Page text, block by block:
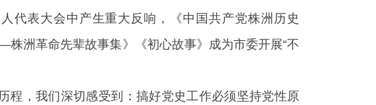
代表大会中产生重大反响，《中国共产党株洲历史
洲革命先辈故事集》《初心故事》成为市委开展“不
程，我们深切感受到：搞好党史工作必须坚持党性原